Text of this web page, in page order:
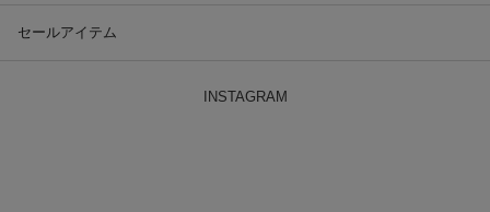
セールアイテム
INSTAGRAM